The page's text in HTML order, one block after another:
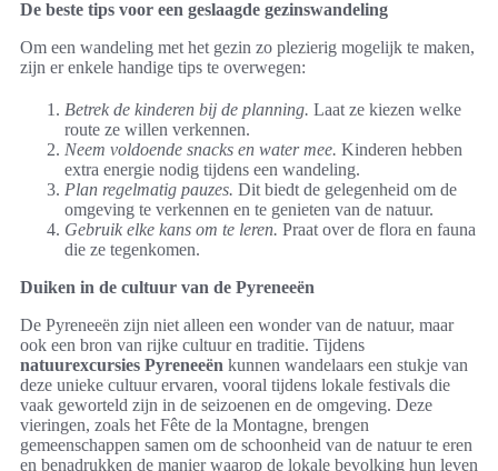
De beste tips voor een geslaagde gezinswandeling
Om een wandeling met het gezin zo plezierig mogelijk te maken,
zijn er enkele handige tips te overwegen:
Betrek de kinderen bij de planning. Laat ze kiezen welke
route ze willen verkennen.
Neem voldoende snacks en water mee. Kinderen hebben
extra energie nodig tijdens een wandeling.
Plan regelmatig pauzes. Dit biedt de gelegenheid om de
omgeving te verkennen en te genieten van de natuur.
Gebruik elke kans om te leren. Praat over de flora en fauna
die ze tegenkomen.
Duiken in de cultuur van de Pyreneeën
De Pyreneeën zijn niet alleen een wonder van de natuur, maar
ook een bron van rijke cultuur en traditie. Tijdens
natuurexcursies Pyreneeën kunnen wandelaars een stukje van
deze unieke cultuur ervaren, vooral tijdens lokale festivals die
vaak geworteld zijn in de seizoenen en de omgeving. Deze
vieringen, zoals het Fête de la Montagne, brengen
gemeenschappen samen om de schoonheid van de natuur te eren
en benadrukken de manier waarop de lokale bevolking hun leven